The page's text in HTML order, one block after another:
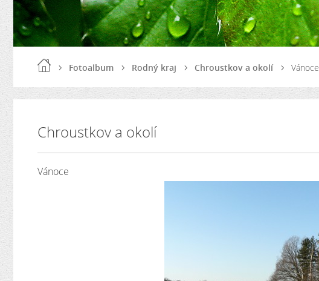
Fotoalbum Rodný kraj Chroustkov a okolí Vánoce
Chroustkov a okolí
Vánoce